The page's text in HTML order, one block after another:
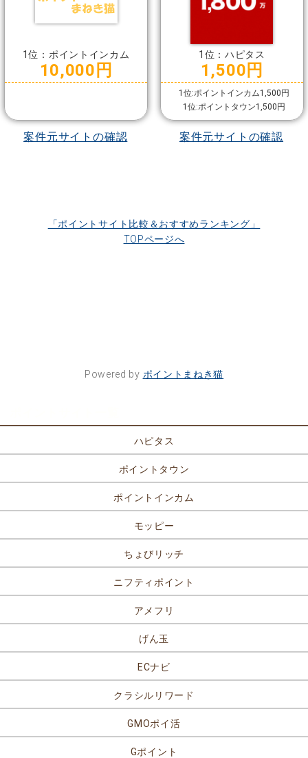
1位：ポイントインカム
10,000円
案件元サイトの確認
1位：ハピタス
1,500円
1位:ポイントインカム1,500円
1位:ポイントタウン1,500円
案件元サイトの確認
「ポイントサイト比較＆おすすめランキング」
TOPページへ
Powered by ポイントまねき猫
ハピタス
ポイントタウン
ポイントインカム
モッピー
ちょびリッチ
ニフティポイント
アメフリ
げん玉
ECナビ
クラシルリワード
GMOポイ活
Gポイント